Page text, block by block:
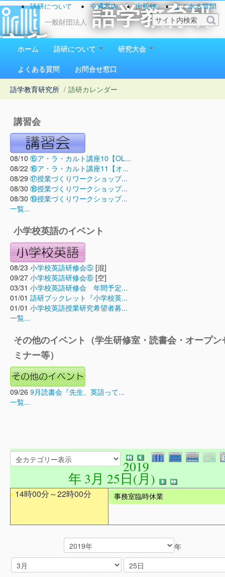
一般財団法人
語学教育研
究所
1923（大正12）年創立
語研について 交通案内 出版物
よくある質問
お問い合わせ
ホーム 語研について
研究大会
よくある質問
お問合せ窓口
語学教育研究所 / 語研カレンダー
講習会
08/10 ⑮ア・ラ・カルト講座10【OL...
08/22 ⑯ア・ラ・カルト講座11【オ...
08/29 ⑰授業づくりワークショップ...
08/30 ⑱授業づくりワークショップ...
08/30 ⑲授業づくりワークショップ...
一覧...
小学校英語のイベント
08/23 小学校英語研修会⑤ [混]
09/27 小学校英語研修会⑥ [空]
03/31 小学校英語研修会 年間予定...
01/01 語研ブックレット『小学校英...
01/01 小学校英語授業研究希望者募...
一覧...
その他のイベント（学生研修室・読書会・オープン
ミナー等）
09/26 9月読書会『先生、英語って...
一覧...
2019
年 3月 25日(月)
14時00分～22時00分 事務室臨時休業
年